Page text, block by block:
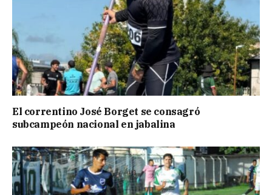
El correntino José Borget se consagró
subcampeón nacional en jabalina